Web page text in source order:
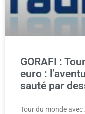
GORAFI :
euro :
sauté par
Tour du monde avec